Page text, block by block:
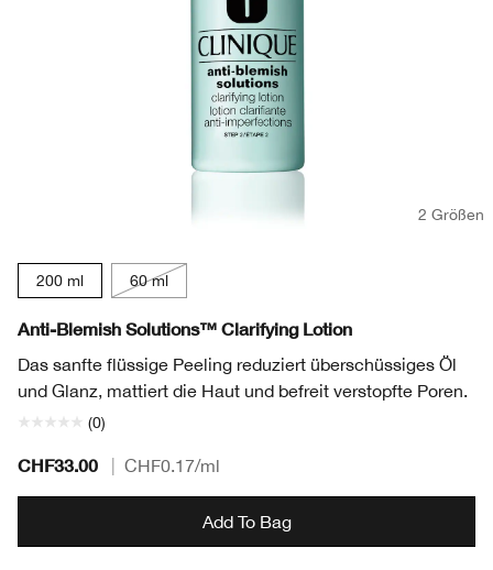
2 Größen
200 ml 60 ml
Anti-Blemish Solutions™ Clarifying Lotion
Das sanfte flüssige Peeling reduziert überschüssiges Öl
und Glanz, mattiert die Haut und befreit verstopfte Poren.
(0)
CHF33.00 CHF0.17/ml
Add To Bag